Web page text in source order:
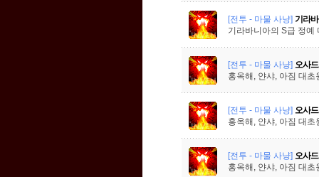
[전투 - 마물 사냥] 기라
기라바니아의 S급 정예
[전투 - 마물 사냥] 오사
홍옥해, 얀샤, 아짐 대
[전투 - 마물 사냥] 오사
홍옥해, 얀샤, 아짐 대
[전투 - 마물 사냥] 오사
홍옥해, 얀샤, 아짐 대